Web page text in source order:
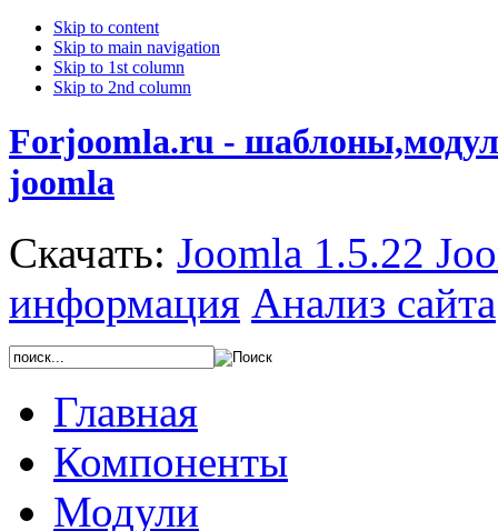
Skip to content
Skip to main navigation
Skip to 1st column
Skip to 2nd column
Forjoomla.ru -
joomla
Скачать: Joomla 1.5.22
информация Анализ сайта
Главная
Компоненты
Модули